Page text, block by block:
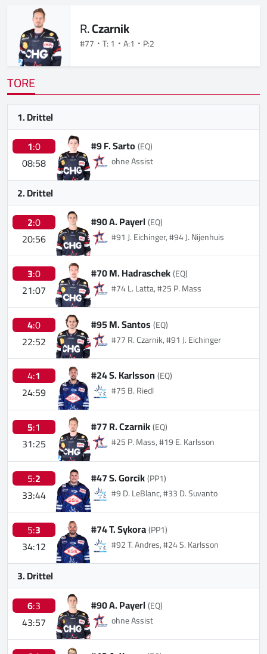
R.Czarnik
#77 T: 1 A:1 P:2
TORE
1. Drittel
1:0
08:58
#9 F. Sarto(EQ)
ohne Assist
2. Drittel
2:0
20:56
#90 A. Payerl(EQ)
#91 J. Eichinger, #94 J. Nijenhuis
3:0
21:07
#70 M. Hadraschek(EQ)
#74 L. Latta, #25 P. Mass
4:0
22:52
#95 M. Santos(EQ)
#77 R. Czarnik, #91 J. Eichinger
4:1
24:59
#24 S. Karlsson(EQ)
#75 B. Riedl
5:1
31:25
#77 R. Czarnik(EQ)
#25 P. Mass, #19 E. Karlsson
5:2
33:44
#47 S. Gorcik(PP1)
#9 D. LeBlanc, #33 D. Suvanto
5:3
34:12
#74 T. Sykora(PP1)
#92 T. Andres, #24 S. Karlsson
3. Drittel
6:3
43:57
#90 A. Payerl(EQ)
ohne Assist